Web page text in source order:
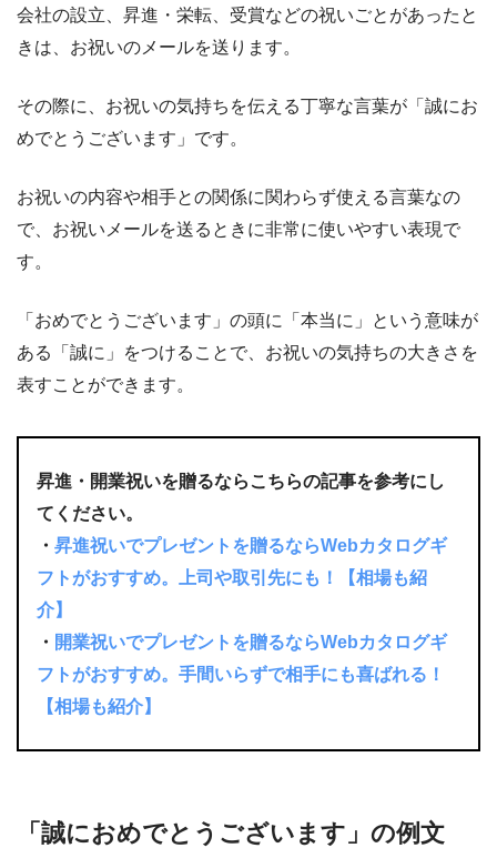
会社の設立、昇進・栄転、受賞などの祝いごとがあったと
きは、お祝いのメールを送ります。
その際に、お祝いの気持ちを伝える丁寧な言葉が「誠にお
めでとうございます」です。
お祝いの内容や相手との関係に関わらず使える言葉なの
で、お祝いメールを送るときに非常に使いやすい表現で
す。
「おめでとうございます」の頭に「本当に」という意味が
ある「誠に」をつけることで、お祝いの気持ちの大きさを
表すことができます。
昇進・開業祝いを贈るならこちらの記事を参考にし
てください。
・ 昇進祝いでプレゼントを贈るならWebカタログギ
フトがおすすめ。上司や取引先にも！【相場も紹
介】
・ 開業祝いでプレゼントを贈るならWebカタログギ
フトがおすすめ。手間いらずで相手にも喜ばれる！
【相場も紹介】
「誠におめでとうございます」の例文